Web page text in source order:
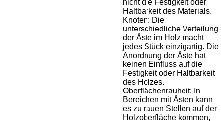
nicht die Festigkeit oder
Haltbarkeit des Materials.
Knoten: Die
unterschiedliche Verteilung
der Äste im Holz macht
jedes Stück einzigartig. Die
Anordnung der Äste hat
keinen Einfluss auf die
Festigkeit oder Haltbarkeit
des Holzes.
Oberflächenrauheit: In
Bereichen mit Ästen kann
es zu rauen Stellen auf der
Holzoberfläche kommen,